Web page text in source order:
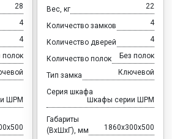
28
4
4
полок
ШРМ
Вес, кг 22
Количество замков 4
Количество дверей 4
Количество полок Без полок
Тип замка Ключевой
Серия шкафа
Шкафы серии ШРМ
Габариты
(ВхШхГ), мм
1860x300x500